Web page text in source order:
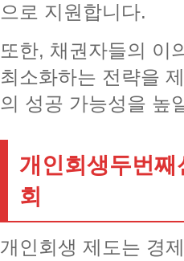
으로 지원합니다.
또한, 채권자들의 이
최소화하는 전략을
의 성공 가능성을 높
개인회생두번
회
개인회생 제도는 경